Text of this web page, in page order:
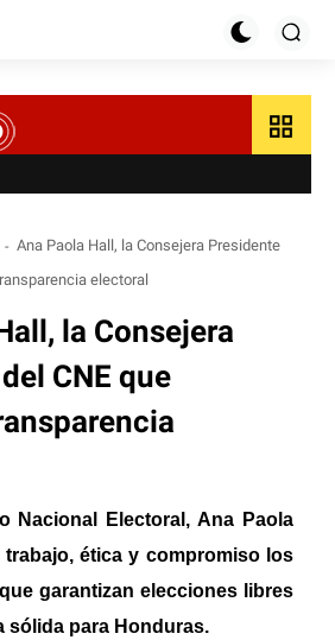
grid_view
Ana Paola Hall, la Consejera Presidente
electoral
la Consejera
CNE que
Nacional Electoral, Ana Paola
trabajo, ética y compromiso los
garantizan elecciones libres
sólida para Honduras.